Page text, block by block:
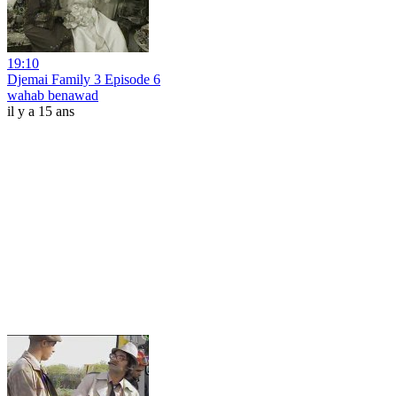
19:10
Djemai Family 3 Episode 6
wahab benawad
il y a 15 ans